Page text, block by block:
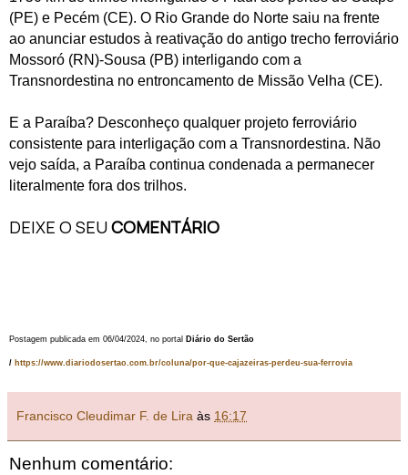
(PE) e Pecém (CE). O Rio Grande do Norte saiu na frente
ao anunciar estudos à reativação do antigo trecho ferroviário
Mossoró (RN)-Sousa (PB) interligando com a
Transnordestina no entroncamento de Missão Velha (CE).
E a Paraíba? Desconheço qualquer projeto ferroviário
consistente para interligação com a Transnordestina. Não
vejo saída, a Paraíba continua condenada a permanecer
literalmente fora dos trilhos.
DEIXE O SEUCOMENTÁRIO
Postagem publicada em 06/04/2024, no portal Diário do Sertão
/ https://www.diariodosertao.com.br/coluna/por-que-cajazeiras-perdeu-sua-ferrovia
Francisco Cleudimar F. de Lira às 16:17
Nenhum comentário: